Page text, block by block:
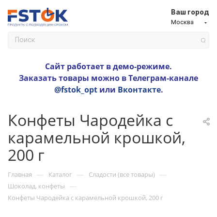
Ваш город
Москва
Сайт работает в демо-режиме.
Заказать товары можно в Телеграм-канале
@fstok_optили Вконтакте.
Конфеты Чародейка с
карамельной крошкой,
200 г
Главная — Каталог — Сладости (все товары) —
Шоколад, конфеты —
Конфеты Чародейка с карамельной крошкой, 200 г